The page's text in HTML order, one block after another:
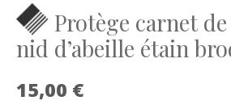
Protège carnet
nid d’abeille étain
15,00 €